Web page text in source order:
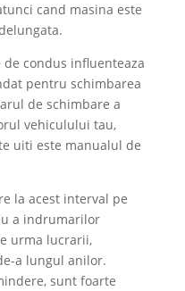
cand masina este
condus influenteaza
pentru schimbarea
de schimbare a
vehiculului tau,
uiti este manualul de
la acest interval pe
a indrumarilor
urma lucrarii,
a lungul anilor.
sunt foarte